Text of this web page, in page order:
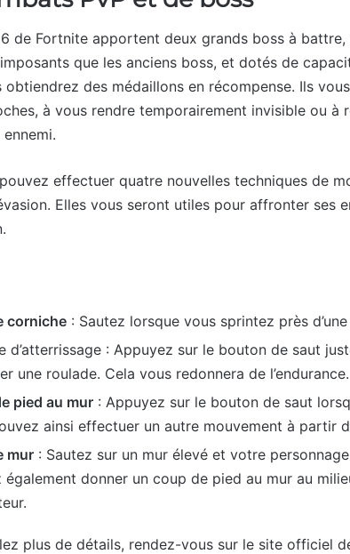
de Fortnite apportent deux grands boss à
que les anciens boss, et dotés de
obtiendrez des médaillons en récompense. Ils
à vous rendre temporairement invisible ou à
effectuer quatre nouvelles techniques de
Elles vous seront utiles pour affronter ses
corniche : Sautez lorsque vous sprintez près
d’atterrissage : Appuyez sur le bouton de saut
une roulade. Cela vous redonnera de l’endurance.
pied au mur : Appuyez sur le bouton de saut
ainsi effectuer un autre mouvement à partir
mur : Sautez sur un mur élevé et votre
également donner un coup de pied au mur au
plus de détails, rendez-vous sur le site officiel